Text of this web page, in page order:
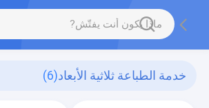
خدمة الطباعة ثلاثية الأبعاد(6)